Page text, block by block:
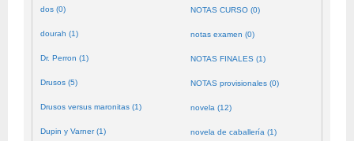
dos (0)
dourah (1)
Dr. Perron (1)
Drusos (5)
Drusos versus maronitas (1)
Dupin y Varner (1)
NOTAS CURSO (0)
notas examen (0)
NOTAS FINALES (1)
NOTAS provisionales (0)
novela (12)
novela de caballería (1)